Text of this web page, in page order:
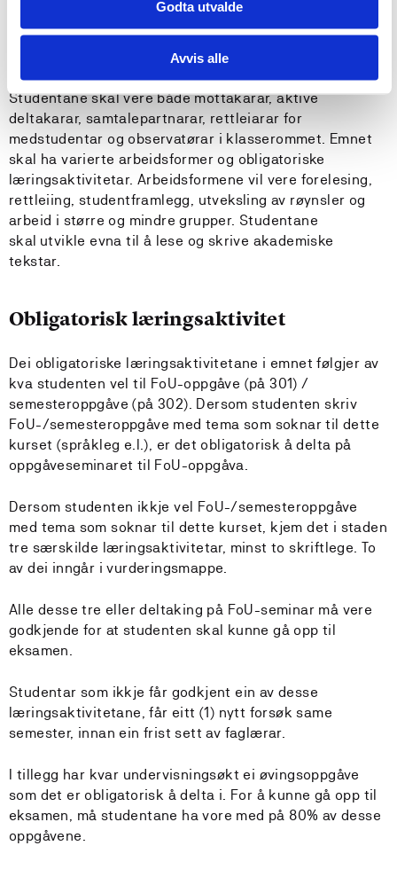
Godta utvalde
Avvis alle
Undervisnings- og læringsformer
Studentane skal vere både mottakarar, aktive
deltakarar, samtalepartnarar, rettleiarar for
medstudentar og observatørar i klasserommet. Emnet
skal ha varierte arbeidsformer og obligatoriske
læringsaktivitetar. Arbeidsformene vil vere forelesing,
rettleiing, studentframlegg, utveksling av røynsler og
arbeid i større og mindre grupper. Studentane
skal utvikle evna til å lese og skrive akademiske
tekstar.
Obligatorisk læringsaktivitet
Dei obligatoriske læringsaktivitetane i emnet følgjer av
kva studenten vel til FoU-oppgåve (på 301) /
semesteroppgåve (på 302). Dersom studenten skriv
FoU-/semesteroppgåve med tema som soknar til dette
kurset (språkleg e.l.), er det obligatorisk å delta på
oppgåveseminaret til FoU-oppgåva.
Dersom studenten ikkje vel FoU-/semesteroppgåve
med tema som soknar til dette kurset, kjem det i staden
tre særskilde læringsaktivitetar, minst to skriftlege. To
av dei inngår i vurderingsmappe.
Alle desse tre eller deltaking på FoU-seminar må vere
godkjende for at studenten skal kunne gå opp til
eksamen.
Studentar som ikkje får godkjent ein av desse
læringsaktivitetane, får eitt (1) nytt forsøk same
semester, innan ein frist sett av faglærar.
I tillegg har kvar undervisningsøkt ei øvingsoppgåve
som det er obligatorisk å delta i. For å kunne gå opp til
eksamen, må studentane ha vore med på 80% av desse
oppgåvene.